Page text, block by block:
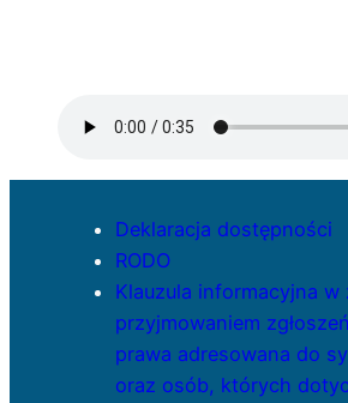
Deklaracja dostępności
RODO
Klauzula informacyjna w
przyjmowaniem
prawa adresowana do
oraz osób, których